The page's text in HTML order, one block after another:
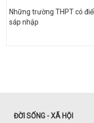
Những trường THPT có
sáp nhập
ĐỜI SỐNG - XÃ HỘI